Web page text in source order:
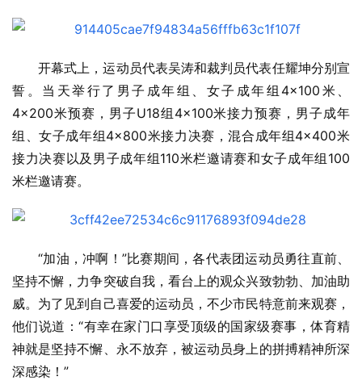
开幕式上，运动员代表吴涛和裁判员代表任耀坤分别宣
誓。当天举行了男子成年组、女子成年组4×100米、
4×200米预赛，男子U18组4×100米接力预赛，男子成年
组、女子成年组4×800米接力决赛，混合成年组4×400米
接力决赛以及男子成年组110米栏邀请赛和女子成年组100
米栏邀请赛。
“加油，冲啊！”比赛期间，各代表团运动员勇往直前、
坚持不懈，力争突破自我，看台上的观众兴致勃勃、加油助
威。为了见到自己喜爱的运动员，不少市民特意前来观赛，
他们说道：“有幸在家门口享受顶级的国家级赛事，体育精
神就是坚持不懈、永不放弃，被运动员身上的拼搏精神所深
深感染！”